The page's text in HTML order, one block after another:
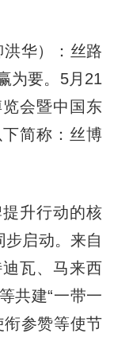
华）：丝路
为要。5月21
会暨中国东
简称：丝博
升行动的核
步启动。来自
瓦、马来西
共建“一带一
衔参赞等使节